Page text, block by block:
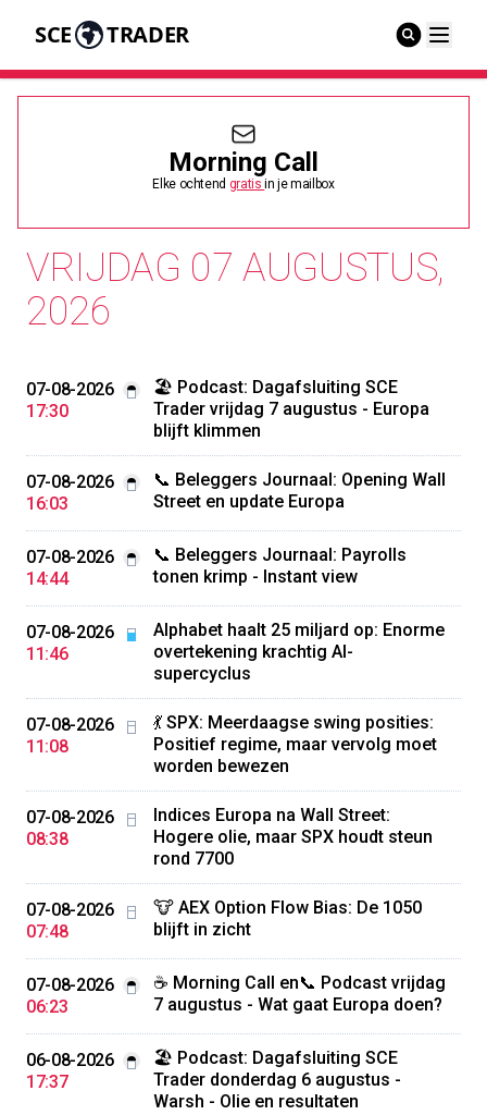
SCE TRADER
Morning Call
Elke ochtend gratisin je mailbox
VRIJDAG 07 AUGUSTUS,
2026
07-08-2026
17:30
🏖️ Podcast: Dagafsluiting SCE
Trader vrijdag 7 augustus - Europa
blijft klimmen
07-08-2026
16:03
📞 Beleggers Journaal: Opening Wall
Street en update Europa
07-08-2026
14:44
📞 Beleggers Journaal: Payrolls
tonen krimp - Instant view
07-08-2026
11:46
Alphabet haalt 25 miljard op: Enorme
overtekening krachtig AI-
supercyclus
07-08-2026
11:08
💃 SPX: Meerdaagse swing posities:
Positief regime, maar vervolg moet
worden bewezen
07-08-2026
08:38
Indices Europa na Wall Street:
Hogere olie, maar SPX houdt steun
rond 7700
07-08-2026
07:48
🐮 AEX Option Flow Bias: De 1050
blijft in zicht
07-08-2026
06:23
☕️ Morning Call en📞 Podcast vrijdag
7 augustus - Wat gaat Europa doen?
06-08-2026
17:37
🏖️ Podcast: Dagafsluiting SCE
Trader donderdag 6 augustus -
Warsh - Olie en resultaten